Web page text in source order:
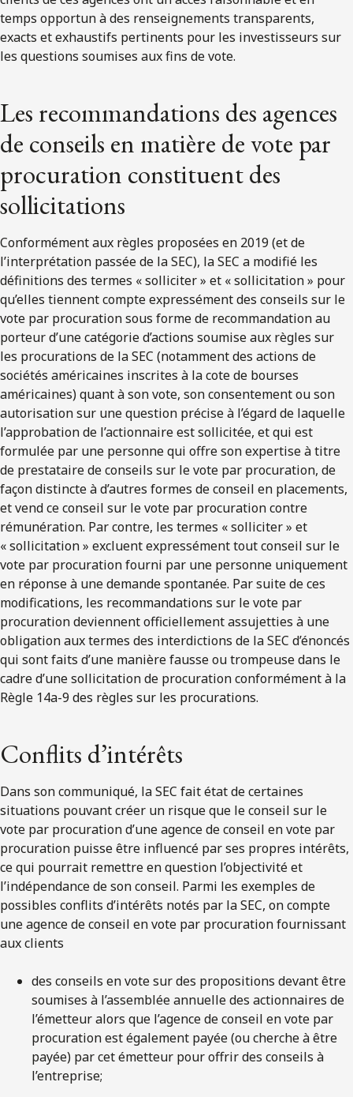
temps opportun à des renseignements transparents,
exacts et exhaustifs pertinents pour les investisseurs sur
les questions soumises aux fins de vote.
Les recommandations des agences
de conseils en matière de vote par
procuration constituent des
sollicitations
Conformément aux règles proposées en 2019 (et de
l’interprétation passée de la SEC), la SEC a modifié les
définitions des termes « solliciter » et « sollicitation » pour
qu’elles tiennent compte expressément des conseils sur le
vote par procuration sous forme de recommandation au
porteur d’une catégorie d’actions soumise aux règles sur
les procurations de la SEC (notamment des actions de
sociétés américaines inscrites à la cote de bourses
américaines) quant à son vote, son consentement ou son
autorisation sur une question précise à l’égard de laquelle
l’approbation de l’actionnaire est sollicitée, et qui est
formulée par une personne qui offre son expertise à titre
de prestataire de conseils sur le vote par procuration, de
façon distincte à d’autres formes de conseil en placements,
et vend ce conseil sur le vote par procuration contre
rémunération. Par contre, les termes « solliciter » et
« sollicitation » excluent expressément tout conseil sur le
vote par procuration fourni par une personne uniquement
en réponse à une demande spontanée. Par suite de ces
modifications, les recommandations sur le vote par
procuration deviennent officiellement assujetties à une
obligation aux termes des interdictions de la SEC d’énoncés
qui sont faits d’une manière fausse ou trompeuse dans le
cadre d’une sollicitation de procuration conformément à la
Règle 14a-9 des règles sur les procurations.
Conflits d’intérêts
Dans son communiqué, la SEC fait état de certaines
situations pouvant créer un risque que le conseil sur le
vote par procuration d’une agence de conseil en vote par
procuration puisse être influencé par ses propres intérêts,
ce qui pourrait remettre en question l’objectivité et
l’indépendance de son conseil. Parmi les exemples de
possibles conflits d’intérêts notés par la SEC, on compte
une agence de conseil en vote par procuration fournissant
aux clients
des conseils en vote sur des propositions devant être
soumises à l’assemblée annuelle des actionnaires de
l’émetteur alors que l’agence de conseil en vote par
procuration est également payée (ou cherche à être
payée) par cet émetteur pour offrir des conseils à
l’entreprise;